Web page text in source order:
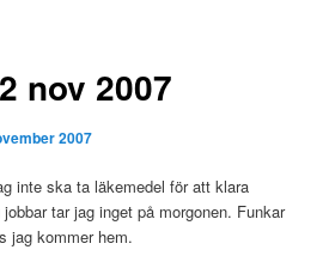
nov 2007
2007
inte ska ta läkemedel för att klara
tar jag inget på morgonen. Funkar
jag kommer hem.